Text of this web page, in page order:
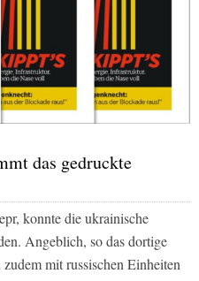
das gedruckte
konnte die ukrainische
Angeblich, so das dortige
mit russischen Einheiten